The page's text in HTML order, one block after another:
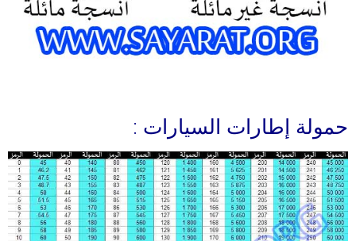
حمولة إطارات السيارات :